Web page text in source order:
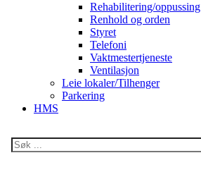
Rehabilitering/oppussing
Renhold og orden
Styret
Telefoni
Vaktmestertjeneste
Ventilasjon
Leie lokaler/Tilhenger
Parkering
HMS